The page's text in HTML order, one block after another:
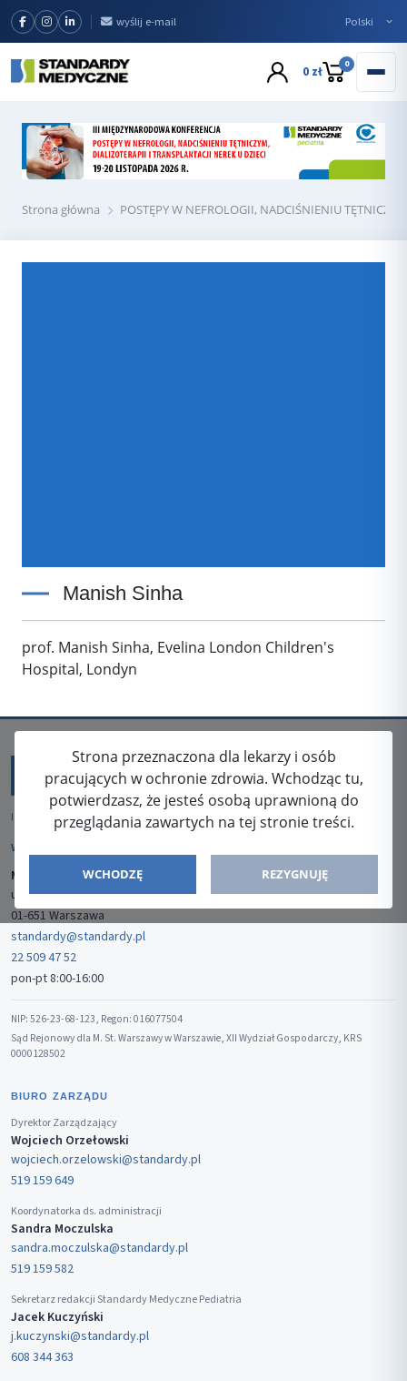
wyślij e-mail
0 zł 0
Strona główna POSTĘPY W NEFROLOGII, NADCIŚNIENIU
Manish Sinha
prof. Manish Sinha, Evelina London Children's
Hospital, Londyn
Strona przeznaczona dla lekarzy i osób
pracujących w ochronie zdrowia. Wchodząc tu,
potwierdzasz, że jesteś osobą uprawnioną do
przeglądania zawartych na tej stronie treści.
WCHODZĘ REZYGNUJĘ
ISSN: 2080-5438
WYDAWCA
Media-Press Sp. z o.o.
ul. Gwiaździsta 7B/8
01-651 Warszawa
standardy@standardy.pl
22 509 47 52
pon-pt 8:00-16:00
NIP: 526-23-68-123, Regon: 016077504
Sąd Rejonowy dla M. St. Warszawy w Warszawie, XII Wydział Gospodarczy, KRS
0000128502
BIURO ZARZĄDU
Dyrektor Zarządzający
Wojciech Orzełowski
wojciech.orzelowski@standardy.pl
519 159 649
Koordynatorka ds. administracji
Sandra Moczulska
sandra.moczulska@standardy.pl
519 159 582
Sekretarz redakcji Standardy Medyczne Pediatria
Jacek Kuczyński
j.kuczynski@standardy.pl
608 344 363